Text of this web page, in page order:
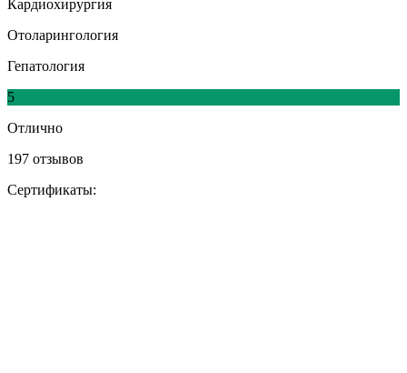
Кардиохирургия
Отоларингология
Гепатология
5
Отлично
197 отзывов
Сертификаты: